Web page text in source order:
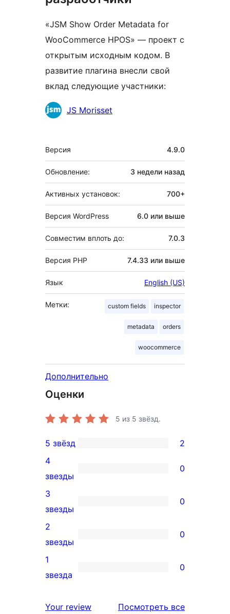
«JSM Show Order Metadata for
WooCommerce HPOS» — проект с
открытым исходным кодом. В
развитие плагина внесли свой
вклад следующие участники:
УчастникиJS Morisset
Мета
Версия 4.9.0
Обновление: 3 недели назад
Активных установок: 700+
Версия WordPress 6.0 или выше
Совместим вплоть до: 7.0.3
Версия PHP 7.4.33 или выше
Язык English (US)
Метки: custom fields inspector
metadata orders
woocommerce
Дополнительно
Оценки
5 из 5 звёзд.
2
5-
звездный
отзыв
5 звёзд 2
0
4-
звездный
отзыв
4
звезды
0
0
3-
звездный
отзыв
3
звезды
0
0
2-
звездный
2
звезды
0
0
звездный
1
звезда
0
Your review Посмотреть всеотзывы